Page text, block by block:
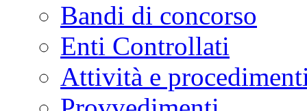
Bandi di concorso
Enti Controllati
Attività e